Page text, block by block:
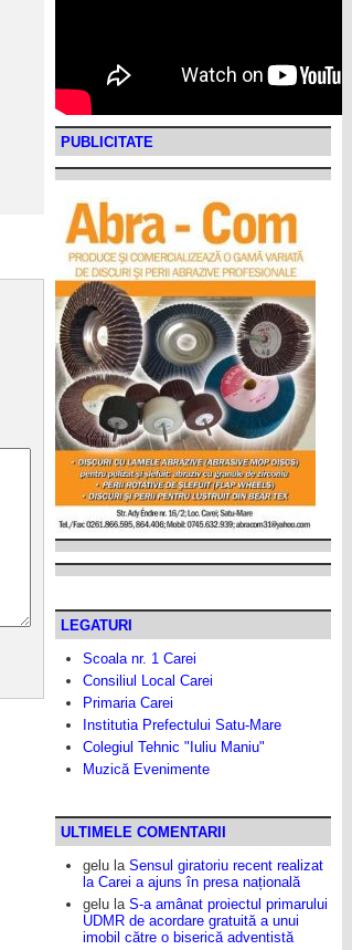
PUBLICITATE
LEGATURI
Scoala nr. 1 Carei
Consiliul Local Carei
Primaria Carei
Institutia Prefectului Satu-Mare
Colegiul Tehnic "Iuliu Maniu"
Muzică Evenimente
ULTIMELE COMENTARII
gelu la Sensul giratoriu recent realizat
la Carei a ajuns în presa națională
gelu la S-a amânat proiectul primarului
UDMR de acordare gratuită a unui
imobil către o biserică adventistă